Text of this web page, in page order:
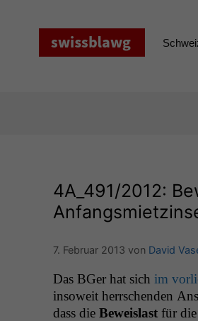
4A_491/2012:
7. Februar 2013 von David
Das BGer hat sich im
insoweit herrschen­den
dass die Beweis­last für die